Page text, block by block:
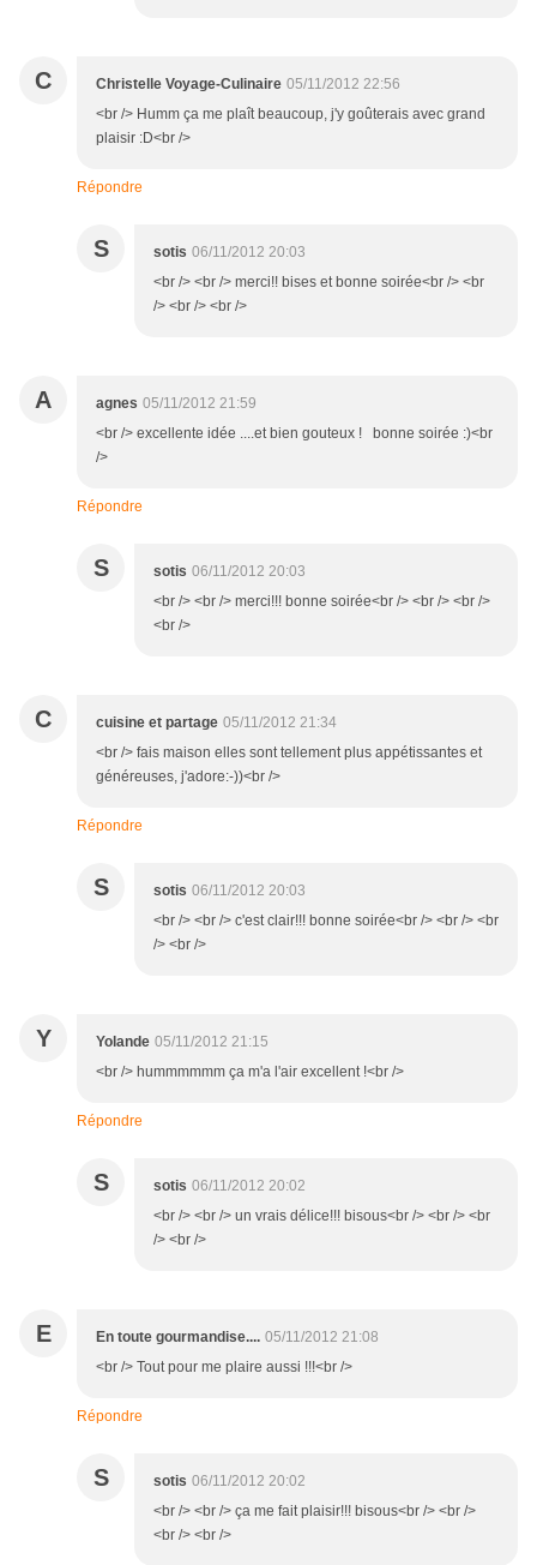
C Christelle Voyage-Culinaire 05/11/2012 22:56
<br /> Humm ça me plaît beaucoup, j'y goûterais avec grand
plaisir :D<br />
Répondre
S sotis 06/11/2012 20:03
<br /> <br /> merci!! bises et bonne soirée<br /> <br
/> <br /> <br />
A agnes 05/11/2012 21:59
<br /> excellente idée ....et bien gouteux ! bonne soirée :)<br
/>
Répondre
S sotis 06/11/2012 20:03
<br /> <br /> merci!!! bonne soirée<br /> <br /> <br />
<br />
C cuisine et partage 05/11/2012 21:34
<br /> fais maison elles sont tellement plus appétissantes et
généreuses, j'adore:-))<br />
Répondre
S sotis 06/11/2012 20:03
<br /> <br /> c'est clair!!! bonne soirée<br /> <br /> <br
/> <br />
Y Yolande 05/11/2012 21:15
<br /> hummmmmm ça m'a l'air excellent !<br />
Répondre
S sotis 06/11/2012 20:02
<br /> <br /> un vrais délice!!! bisous<br /> <br /> <br
/> <br />
E En toute gourmandise.... 05/11/2012 21:08
<br /> Tout pour me plaire aussi !!!<br />
Répondre
S sotis 06/11/2012 20:02
<br /> <br /> ça me fait plaisir!!! bisous<br /> <br />
<br /> <br />